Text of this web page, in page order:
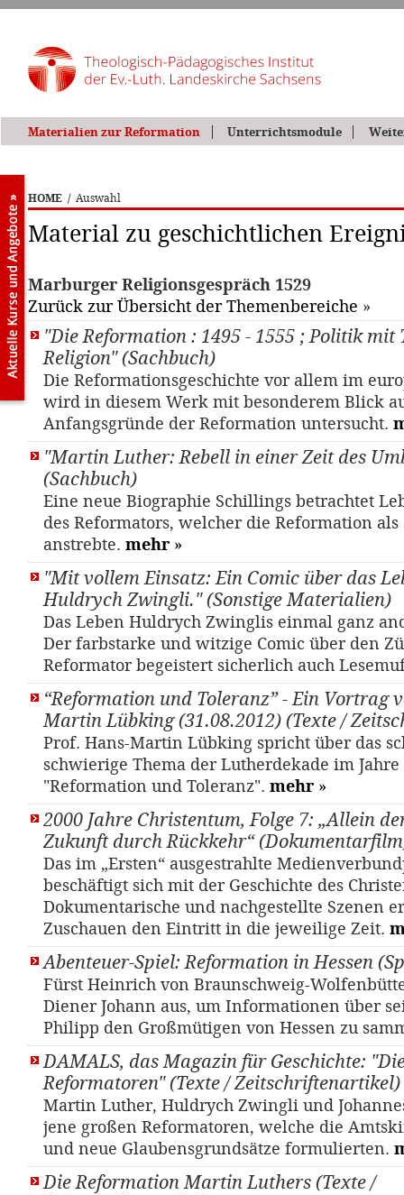
Materialien zur Reformation Unterrichtsmodule
HOME / Auswahl
Material zu geschichtlichen
Marburger Religionsgespräch 1529
Zurück zur Übersicht der Themenbereiche »
"Die Reformation : 1495 - 1555 ; Politik mit
Religion" (Sachbuch)
Die Reformationsgeschichte vor allem im
wird in diesem Werk mit besonderem Blick
Anfangsgründe der Reformation untersucht.
"Martin Luther: Rebell in einer Zeit des
(Sachbuch)
Eine neue Biographie Schillings betrachtet
des Reformators, welcher die Reformation
anstrebte. mehr »
"Mit vollem Einsatz: Ein Comic über das
Huldrych Zwingli." (Sonstige Materialien)
Das Leben Huldrych Zwinglis einmal ganz
Der farbstarke und witzige Comic über den
Reformator begeistert sicherlich auch
“Reformation und Toleranz” - Ein Vortrag
Martin Lübking (31.08.2012) (Texte /
Prof. Hans-Martin Lübking spricht über das
schwierige Thema der Lutherdekade im Jahre
"Reformation und Toleranz". mehr »
2000 Jahre Christentum, Folge 7: „Allein
Zukunft durch Rückkehr“
Das im „Ersten“ ausgestrahlte
beschäftigt sich mit der Geschichte des
Dokumentarische und nachgestellte Szenen
Zuschauen den Eintritt in die jeweilige Zeit.
Abenteuer-Spiel: Reformation in Hessen
Fürst Heinrich von Braunschweig-
Diener Johann aus, um Informationen über
Philipp den Großmütigen von Hessen zu
DAMALS, das Magazin für Geschichte:
Reformatoren" (Texte / Zeitschriftenartikel)
Mar­tin Lu­ther, Huld­rych Zwing­li und
jene großen Reformatoren, welche die
und neue Glaubensgrundsätze formulierten.
Die Reformation Martin Luthers (Texte /